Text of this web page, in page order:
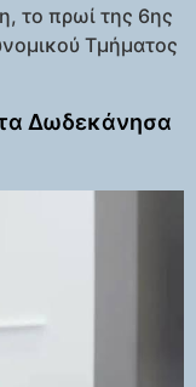
το πρωί της 6ης
Τμήματος
Δωδεκάνησα